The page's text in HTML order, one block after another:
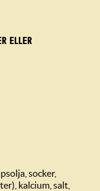
ELLER
socker,
kalcium, salt,